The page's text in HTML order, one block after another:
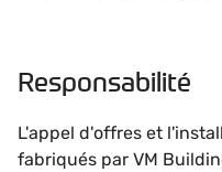
Responsabilité
L'appel d'offres et
fabriqués par VM